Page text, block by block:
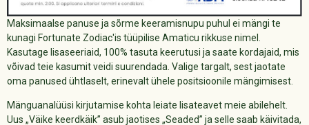
Maksimaalse panuse ja sõrme keeramisnupu puhul ei mängi te
kunagi Fortunate Zodiac'is tüüpilise Amaticu rikkuse nimel.
Kasutage lisaseeriaid, 100% tasuta keerutusi ja saate kordajaid, mis
võivad teie kasumit veidi suurendada. Valige targalt, sest jaotate
oma panused ühtlaselt, erinevalt ühele positsioonile mängimisest.
Mänguanalüüsi kirjutamise kohta leiate lisateavet meie abilehelt.
Uus „Väike keerdkäik” asub jaotises „Seaded” ja selle saab käivitada,